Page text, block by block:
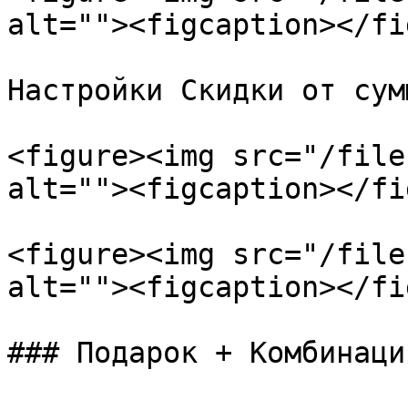
alt=""><figcaption></
Настройки Скидки от
<figure><img src="/files/
alt=""><figcaption></
<figure><img src="/
alt=""><figcaption></
### Подарок +